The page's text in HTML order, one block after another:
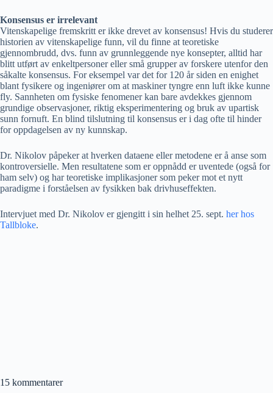
Konsensus er irrelevant
Vitenskapelige fremskritt er ikke drevet av konsensus! Hvis du studerer
historien av vitenskapelige funn, vil du finne at teoretiske
gjennombrudd, dvs. funn av grunnleggende nye konsepter, alltid har
blitt utført av enkeltpersoner eller små grupper av forskere utenfor den
såkalte konsensus. For eksempel var det for 120 år siden en enighet
blant fysikere og ingeniører om at maskiner tyngre enn luft ikke kunne
fly. Sannheten om fysiske fenomener kan bare avdekkes gjennom
grundige observasjoner, riktig eksperimentering og bruk av upartisk
sunn fornuft. En blind tilslutning til konsensus er i dag ofte til hinder
for oppdagelsen av ny kunnskap.
Dr. Nikolov påpeker at hverken dataene eller metodene er å anse som
kontroversielle. Men resultatene som er oppnådd er uventede (også for
ham selv) og har teoretiske implikasjoner som peker mot et nytt
paradigme i forståelsen av fysikken bak drivhuseffekten.
Intervjuet med Dr. Nikolov er gjengitt i sin helhet 25. sept. her hos
Tallbloke.
15 kommentarer